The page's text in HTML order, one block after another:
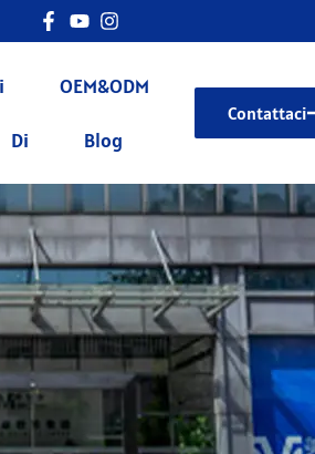
OEM&ODM
Di Blog
Contattaci